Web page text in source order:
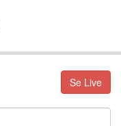
Se Live